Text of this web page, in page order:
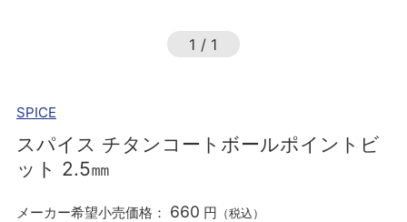
1 / 1
SPICE
スパイス チタンコートボールポイントビ
ット 2.5㎜
メーカー希望小売価格： 660 円 （税込）